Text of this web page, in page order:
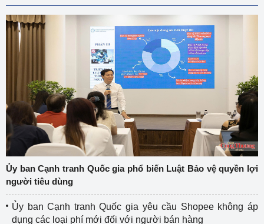
Ủy ban Cạnh tranh Quốc gia phổ biến Luật Bảo vệ quyền lợi
người tiêu dùng
Ủy ban Cạnh tranh Quốc gia yêu cầu Shopee không áp
dụng các loại phí mới đối với người bán hàng